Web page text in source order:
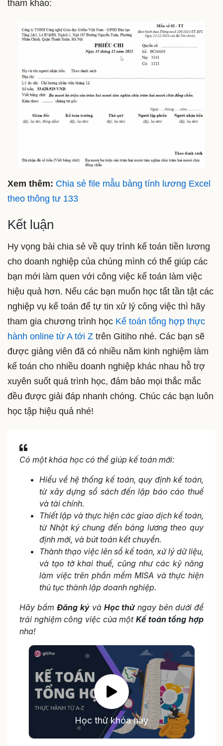
tham khảo:
Xem thêm: Chia sẻ file mẫu bảng tính lương Excel
theo thông tư 133
Kết luận
Hy vọng bài chia sẻ về quy trình kế toán tiền lương
cho doanh nghiệp của chúng mình có thể giúp các
bạn mới làm quen với công việc kế toán làm việc
hiệu quả hơn. Nếu các bạn muốn học tất tần tật các
nghiệp vụ kế toán để tự tin xử lý công việc thì hãy
tham gia chương trình học Kế toán tổng hợp thực
hành online từ A tới Z trên Gitiho nhé. Các bạn sẽ
được giảng viên đã có nhiều năm kinh nghiệm làm
kế toán cho nhiều doanh nghiệp khác nhau hỗ trợ
xuyên suốt quá trình học, đảm bảo mọi thắc mắc
đều được giải đáp nhanh chóng. Chúc các bạn luôn
học tập hiệu quả nhé!
Có một khóa học có thể giúp kế toán mới:
Hiểu về hệ thống kế toán, quy định kế toán,
từ xây dựng sổ sách đến lập báo cáo thuế
và tài chính.
Thiết lập và thực hiện các giao dịch kế toán,
từ Nhật ký chung đến bảng lương theo quy
định mới, và bút toán kết chuyển.
Thành thạo việc lên sổ kế toán, xử lý dữ liệu,
và tạo tờ khai thuế, cũng như các kỹ năng
làm việc trên phần mềm MISA và thực hiện
thủ tục thành lập doanh nghiệp.
Hãy bấm Đăng kývàHọc thửngay bên dưới để
trải nghiệm công việc của một Kế toán tổng hợp
nha!
Học thử khóa này